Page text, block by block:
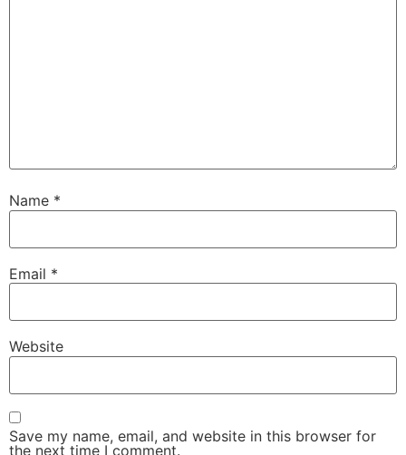
Name *
Email *
Website
Save my name, email, and website in this browser for
the next time I comment.